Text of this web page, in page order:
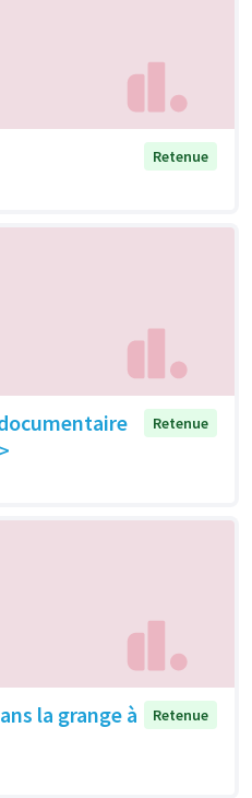
Retenue
Retenue
la grange à
Retenue